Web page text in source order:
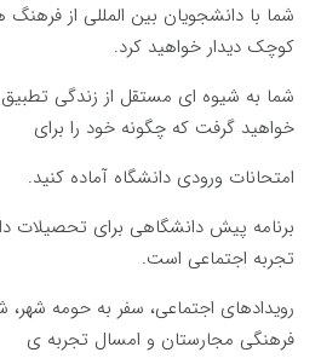
شما با دانشجویان بین المللی از
کوچک دیدار خواهید کرد.
شما به شیوه ای مستقل از زندگی
خواهید گرفت که چگونه خود را برای
امتحانات ورودی دانشگاه آماده کنید.
برنامه پیش دانشگاهی برای
تجربه اجتماعی است.
رویدادهای اجتماعی، سفر به حومه شهر،
فرهنگی مجارستان و امسال تجربه ی